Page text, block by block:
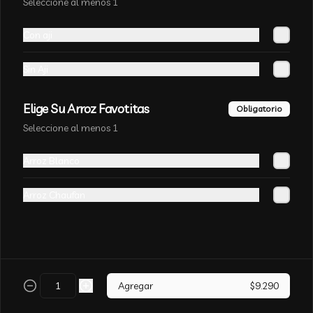
Arroz Chaufán CURRY
Elige Su Arroz Favotitas Obligatorio
Seleccione al menos 1
Agregar $9.290